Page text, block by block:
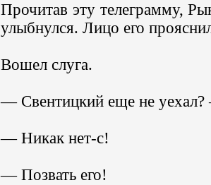
Прочитав эту телеграмму,
улыбнулся. Лицо его
Вошел слуга.
— Свентицкий еще не
— Никак нет-с!
— Позвать его!